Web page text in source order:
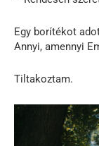
Egy borítékot
Annyi, amennyi
Tiltakoztam.